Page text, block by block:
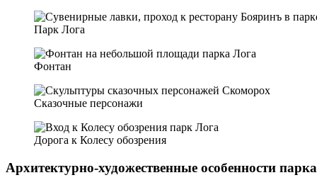
Парк Лога
Фонтан
Сказочные персонажи
Дорога к Колесу обозрения
Архитектурно‑художественные особенности